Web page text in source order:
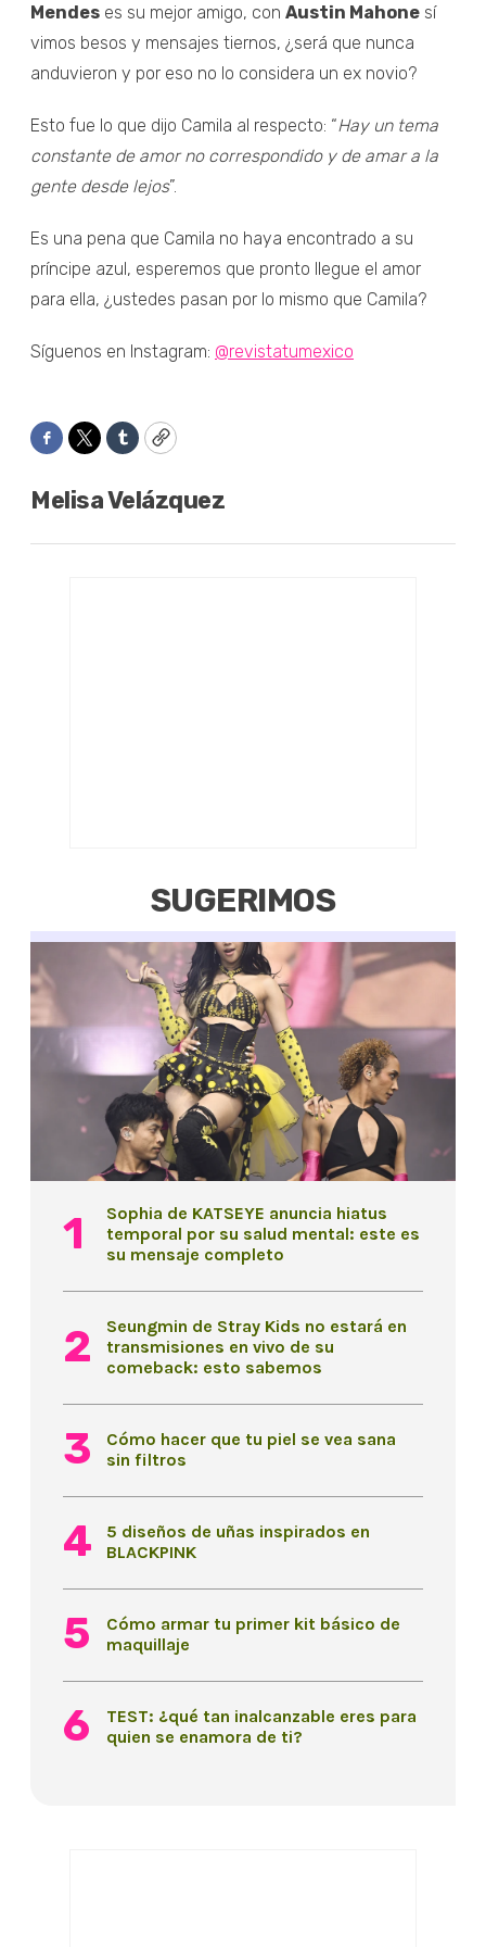
Mendes es su mejor amigo, con Austin Mahone sí
vimos besos y mensajes tiernos, ¿será que nunca
anduvieron y por eso no lo considera un ex novio?
Esto fue lo que dijo Camila al respecto: “Hay un tema
constante de amor no correspondido y de amar a la
gente desde lejos”.
Es una pena que Camila no haya encontrado a su
príncipe azul, esperemos que pronto llegue el amor
para ella, ¿ustedes pasan por lo mismo que Camila?
Síguenos en Instagram: @revistatumexico
Facebook
TwitterTumblrCopy
Melisa Velázquez
SUGERIMOS
Sophia de KATSEYE anuncia hiatus
temporal por su salud mental: este es
su mensaje completo
Seungmin de Stray Kids no estará en
transmisiones en vivo de su
comeback: esto sabemos
Cómo hacer que tu piel se vea sana
sin filtros
5 diseños de uñas inspirados en
BLACKPINK
Cómo armar tu primer kit básico de
maquillaje
TEST: ¿qué tan inalcanzable eres para
quien se enamora de ti?